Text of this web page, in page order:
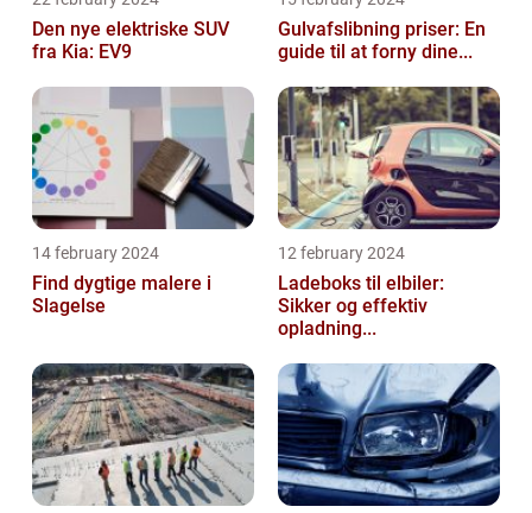
Den nye elektriske SUV
fra Kia: EV9
Gulvafslibning priser: En
guide til at forny dine...
14 february 2024
Find dygtige malere i
Slagelse
12 february 2024
Ladeboks til elbiler:
Sikker og effektiv
opladning...